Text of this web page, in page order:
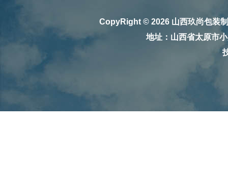
CopyRight © 2026 山西玖尚包装
地址：山西省太原市